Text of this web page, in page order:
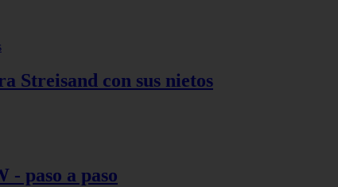
Streisand con sus nietos
- paso a paso